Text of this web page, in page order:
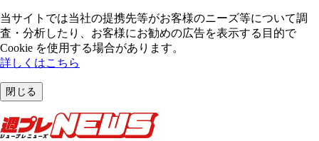
当サイトでは当社の提携先等がお客様のニーズ等について調
査・分析したり、お客様にお勧めの広告を表⽰する⽬的で
Cookie を使⽤する場合があります。
詳しくはこちら
閉じる